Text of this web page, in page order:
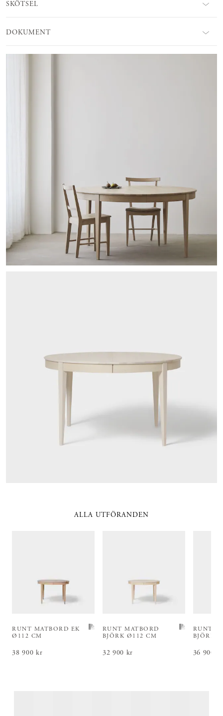
SKÖTSEL
DOKUMENT
ALLA UTFÖRANDEN
RUNT MATBORD EK
Ø112 CM
Pris:38 900 kr
38 900 kr
RUNT MATBORD
BJÖRK Ø112 CM
Pris:32 900 kr
32 900 kr
RUNT
BJÖRK
Pris:36
36 900 kr